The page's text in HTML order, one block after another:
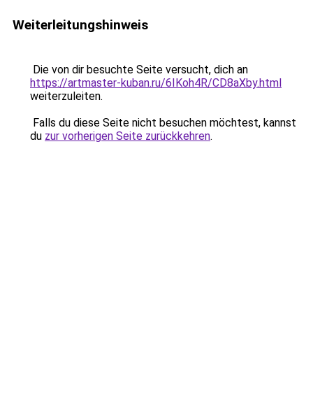
Weiterleitungshinweis
Die von dir besuchte Seite versucht, dich an
https://artmaster-kuban.ru/6IKoh4R/CD8aXby.html
weiterzuleiten.
Falls du diese Seite nicht besuchen möchtest, kannst
du zur vorherigen Seite zurückkehren.